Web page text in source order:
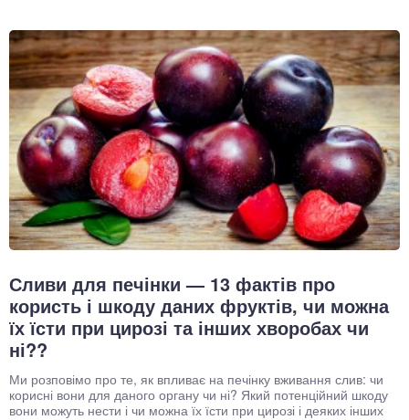
Сливи для печінки — 13 фактів про
користь і шкоду даних фруктів, чи можна
їх їсти при цирозі та інших хворобах чи
ні??
Ми розповімо про те, як впливає на печінку вживання слив: чи
корисні вони для даного органу чи ні? Який потенційний шкоду
вони можуть нести і чи можна їх їсти при цирозі і деяких інших